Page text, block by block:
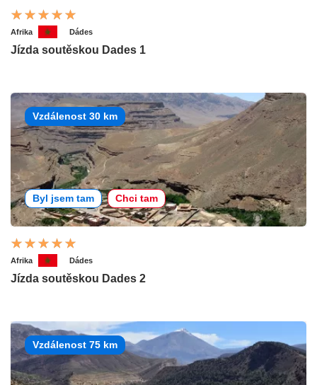
Afrika Dádes
Jízda soutěskou Dades 1
Vzdálenost 30 km
Byl jsem tam Chci tam
Afrika Dádes
Jízda soutěskou Dades 2
Vzdálenost 75 km